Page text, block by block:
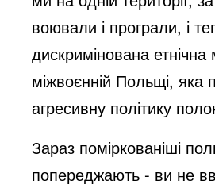
воювали і програли, і
дискримінована
міжвоєнній Польщі, яка
агресивну політику
Зараз поміркованіші
попереджають - ви не